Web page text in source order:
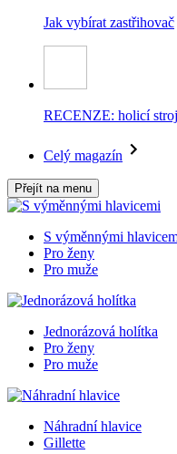
Jak vybírat zastřihovač
RECENZE: holicí
Celý magazín
Přejít na menu
S výměnnými
Pro ženy
Pro muže
Jednorázová holítka
Pro ženy
Pro muže
Náhradní hlavice
Gillette